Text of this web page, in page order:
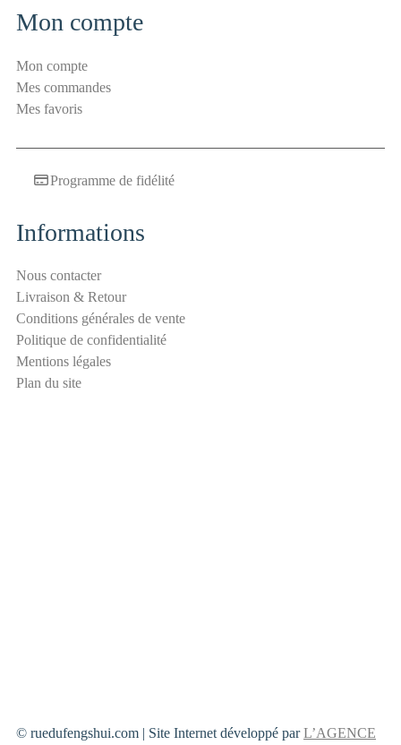
i
S
é
c
é
a
n
t
i
-
s
p
Mon compte
Mon compte
Mes commandes
Mes favoris
Programme de fidélité
Informations
Nous contacter
Livraison & Retour
Conditions générales de vente
Politique de confidentialité
Mentions légales
Plan du site
© ruedufengshui.com | Site Internet développé parL’AGENCE